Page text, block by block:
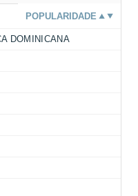
POPULARIDADE
DOMINICANA